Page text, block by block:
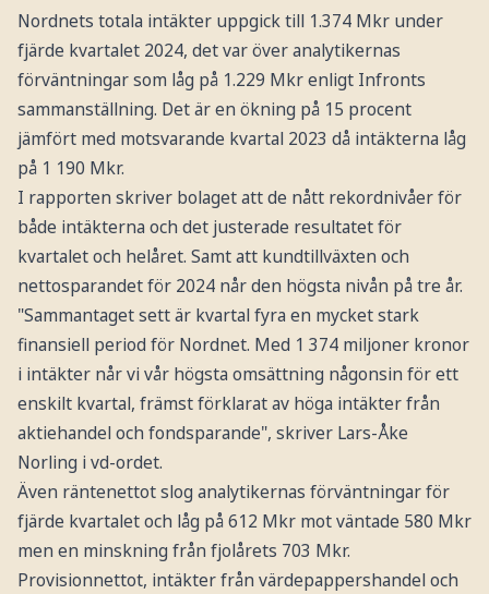
Nordnets totala intäkter uppgick till 1.374 Mkr under
fjärde kvartalet 2024, det var över analytikernas
förväntningar som låg på 1.229 Mkr enligt Infronts
sammanställning. Det är en ökning på 15 procent
jämfört med motsvarande kvartal 2023 då intäkterna låg
på 1 190 Mkr.
I rapporten skriver bolaget att de nått rekordnivåer för
både intäkterna och det justerade resultatet för
kvartalet och helåret. Samt att kundtillväxten och
nettosparandet för 2024 når den högsta nivån på tre år.
"Sammantaget sett är kvartal fyra en mycket stark
finansiell period för Nordnet. Med 1 374 miljoner kronor
i intäkter når vi vår högsta omsättning någonsin för ett
enskilt kvartal, främst förklarat av höga intäkter från
aktiehandel och fondsparande", skriver Lars-Åke
Norling i vd-ordet.
Även räntenettot slog analytikernas förväntningar för
fjärde kvartalet och låg på 612 Mkr mot väntade 580 Mkr
men en minskning från fjolårets 703 Mkr.
Provisionnettot, intäkter från värdepappershandel och